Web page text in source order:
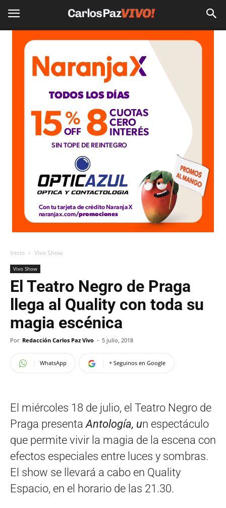
Inicio Vivo Show
Vivo Show
El Teatro Negro de Praga
llega al Quality con toda su
magia escénica
Por Redacción Carlos Paz Vivo - 5 julio, 2018
WhatsApp + Seguinos en Google
El miércoles 18 de julio, el Teatro Negro de
Praga presentaAntología, un espectáculo
que permite vivir la magia de la escena con
efectos especiales entre luces y sombras.
El show se llevará a cabo en Quality
Espacio, en el horario de las 21.30.